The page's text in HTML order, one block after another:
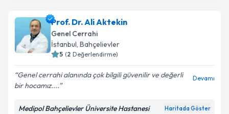
Prof. Dr. Ali Aktekin
Genel Cerrahi
İstanbul, Bahçelievler
5 (2 Değerlendirme)
Genel cerrahi alanında çok bilgili güvenilir ve değerli
bir hocamız....
Devamı
Medipol Bahçelievler Üniversite Hastanesi Haritada Göster